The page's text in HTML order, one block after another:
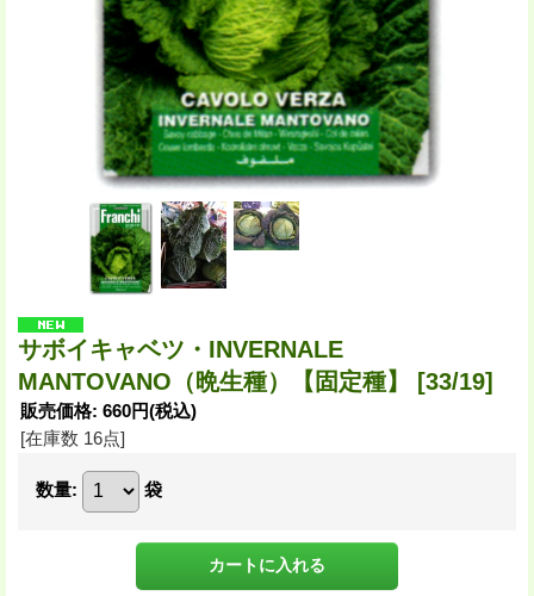
サボイキャベツ・INVERNALE
MANTOVANO（晩生種）【固定種】 [33/19]
販売価格: 660円(税込)
[在庫数 16点]
数量: 袋